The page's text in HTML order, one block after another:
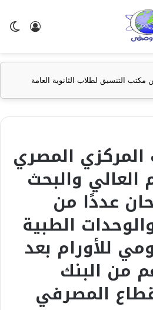
تسجيل
الثانوية العامة
المركزي المصري
العالي والبحث
عددًا من
الطبية
للأورام بعد
من البنك
المصرفي